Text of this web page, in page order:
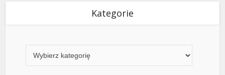
Kategorie